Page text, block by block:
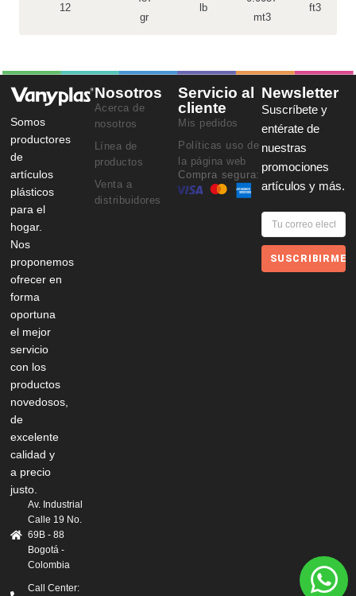
12
gr
lb
mt3
ft3
Somos
productores
de
artículos
plásticos
para el
hogar.
Nos
proponemos
ofrecer en
forma
oportuna
el mejor
servicio
con los
productos
novedosos,
de
excelente
calidad y
a precio
justo.
Av. Industrial
Calle 19 No.
69B - 88
Bogotá -
Colombia
Call Center:
Nosotros
Acerca de
nosotros
Línea de
productos
Venta a
distribuidores
Servicio al
cliente
Mis pedidos
Políticas uso de
la página web
Compra segura:
Newsletter
Suscríbete y
entérate de
nuestras
promociones
artículos y más.
SUSCRIBIRME